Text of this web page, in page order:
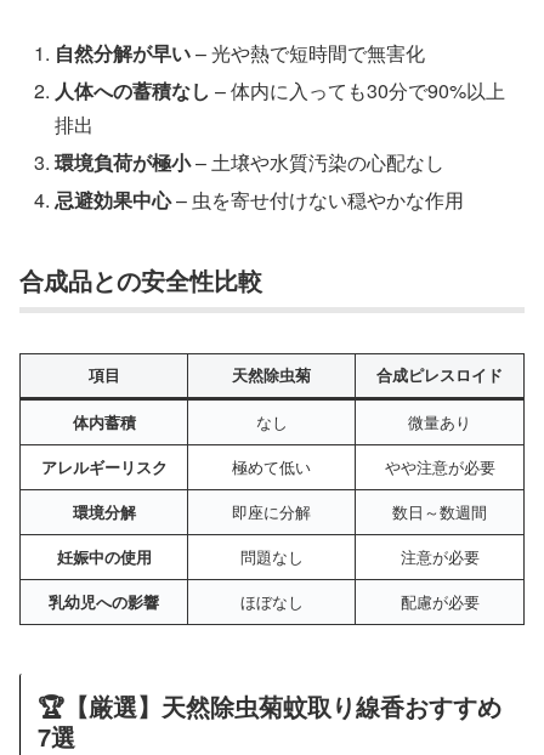
自然分解が早い– 光や熱で短時間で無害化
人体への蓄積なし – 体内に入っても30分で90%以上
排出
環境負荷が極小– 土壌や水質汚染の心配なし
忌避効果中心– 虫を寄せ付けない穏やかな作用
合成品との安全性比較
項目 天然除虫菊 合成ピレスロイド
体内蓄積 なし 微量あり
アレルギーリスク 極めて低い やや注意が必要
環境分解 即座に分解 数日～数週間
妊娠中の使用 問題なし 注意が必要
乳幼児への影響 ほぼなし 配慮が必要
🏆【厳選】天然除虫菊蚊取り線香おすすめ
7選